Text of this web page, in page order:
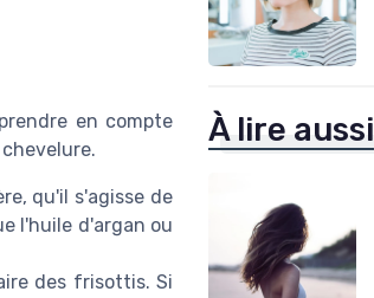
en compte
qu'il s'agisse de
l'huile d'argan ou
des frisottis. Si
À lire aussi